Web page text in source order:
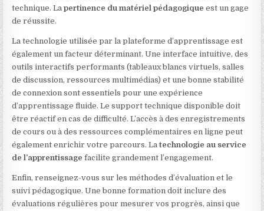
technique. Lapertinence du matériel pédagogique est un gage
de réussite.
La technologie utilisée par la plateforme d’apprentissage est
également un facteur déterminant. Une interface intuitive, des
outils interactifs performants (tableaux blancs virtuels, salles
de discussion, ressources multimédias) et une bonne stabilité
de connexion sont essentiels pour une expérience
d’apprentissage fluide. Le support technique disponible doit
être réactif en cas de difficulté. L’accès à des enregistrements
de cours ou à des ressources complémentaires en ligne peut
également enrichir votre parcours. Latechnologie au service
de l’apprentissage facilite grandement l’engagement.
Enfin, renseignez-vous sur les méthodes d’évaluation et le
suivi pédagogique. Une bonne formation doit inclure des
évaluations régulières pour mesurer vos progrès, ainsi que